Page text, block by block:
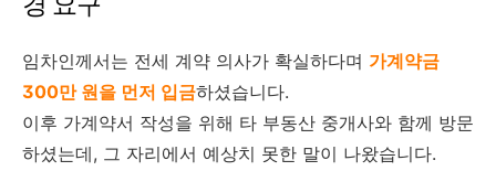
임차인께서는 전세 계약 의사가 확실하다며 가계약금
300만 원을 먼저 입금하셨습니다.
이후 가계약서 작성을 위해 타 부동산 중개사와 함께 방문
하셨는데, 그 자리에서 예상치 못한 말이 나왔습니다.